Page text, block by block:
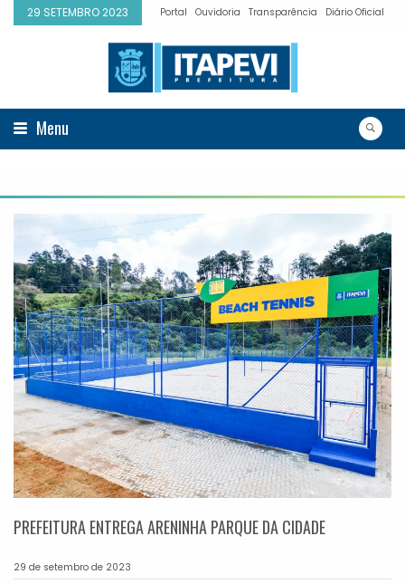
29 SETEMBRO 2023 Portal Ouvidoria Transparência Diário Oficial
Menu
PREFEITURA ENTREGA ARENINHA PARQUE DA CIDADE
29 de setembro de 2023